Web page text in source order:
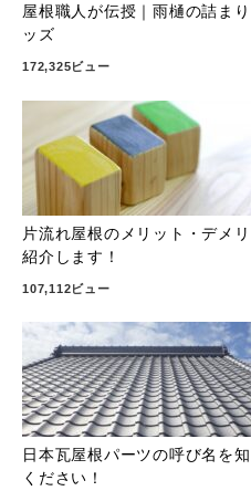
屋根職人が伝授｜雨樋の詰ま
ッズ
172,325ビュー
片流れ屋根のメリット・デメ
紹介します！
107,112ビュー
日本瓦屋根パーツの呼び名を
ください！